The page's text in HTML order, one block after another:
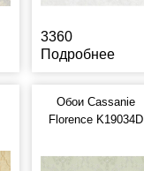
3360
Подробнее
Обои Cassanie
Florence K19034D